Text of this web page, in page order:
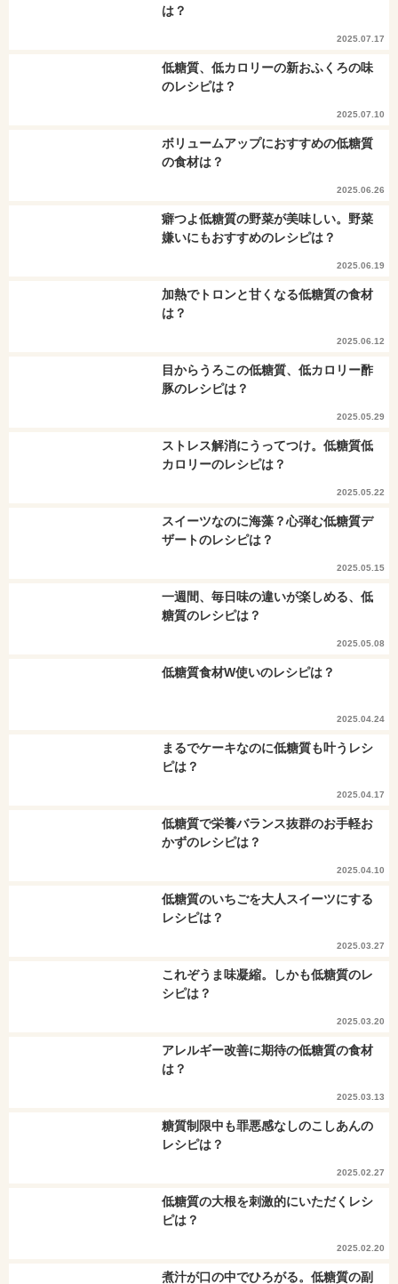
は？
2025.07.17
低糖質、低カロリーの新おふくろの味
のレシピは？
2025.07.10
ボリュームアップにおすすめの低糖質
の食材は？
2025.06.26
癖つよ低糖質の野菜が美味しい。野菜
嫌いにもおすすめのレシピは？
2025.06.19
加熱でトロンと甘くなる低糖質の食材
は？
2025.06.12
目からうろこの低糖質、低カロリー酢
豚のレシピは？
2025.05.29
ストレス解消にうってつけ。低糖質低
カロリーのレシピは？
2025.05.22
スイーツなのに海藻？心弾む低糖質デ
ザートのレシピは？
2025.05.15
一週間、毎日味の違いが楽しめる、低
糖質のレシピは？
2025.05.08
低糖質食材W使いのレシピは？
2025.04.24
まるでケーキなのに低糖質も叶うレシ
ピは？
2025.04.17
低糖質で栄養バランス抜群のお手軽お
かずのレシピは？
2025.04.10
低糖質のいちごを大人スイーツにする
レシピは？
2025.03.27
これぞうま味凝縮。しかも低糖質のレ
シピは？
2025.03.20
アレルギー改善に期待の低糖質の食材
は？
2025.03.13
糖質制限中も罪悪感なしのこしあんの
レシピは？
2025.02.27
低糖質の大根を刺激的にいただくレシ
ピは？
2025.02.20
煮汁が口の中でひろがる。低糖質の副